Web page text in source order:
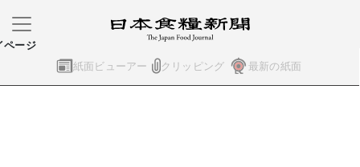
紙面ビューアー クリッピング 最新の紙面
ページ